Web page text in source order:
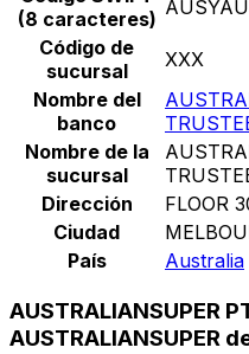
(8 caracteres)
Código de
sucursal
XXX
Nombre del
banco
Nombre de la
sucursal
Dirección
FLOOR
Ciudad
País
Australia
AUSTRALIANSUPER
AUSTRALIANSUPER